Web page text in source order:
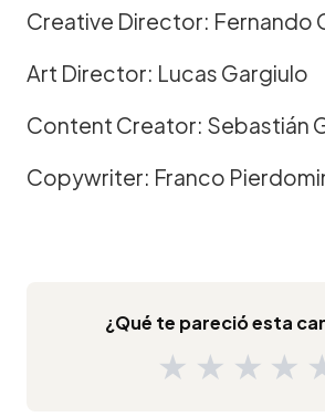
Creative Director: Fernando
Art Director: Lucas Gargiulo
Content Creator: Sebastián
Copywriter: Franco
¿Qué te pareció esta
★ ★ ★ ★